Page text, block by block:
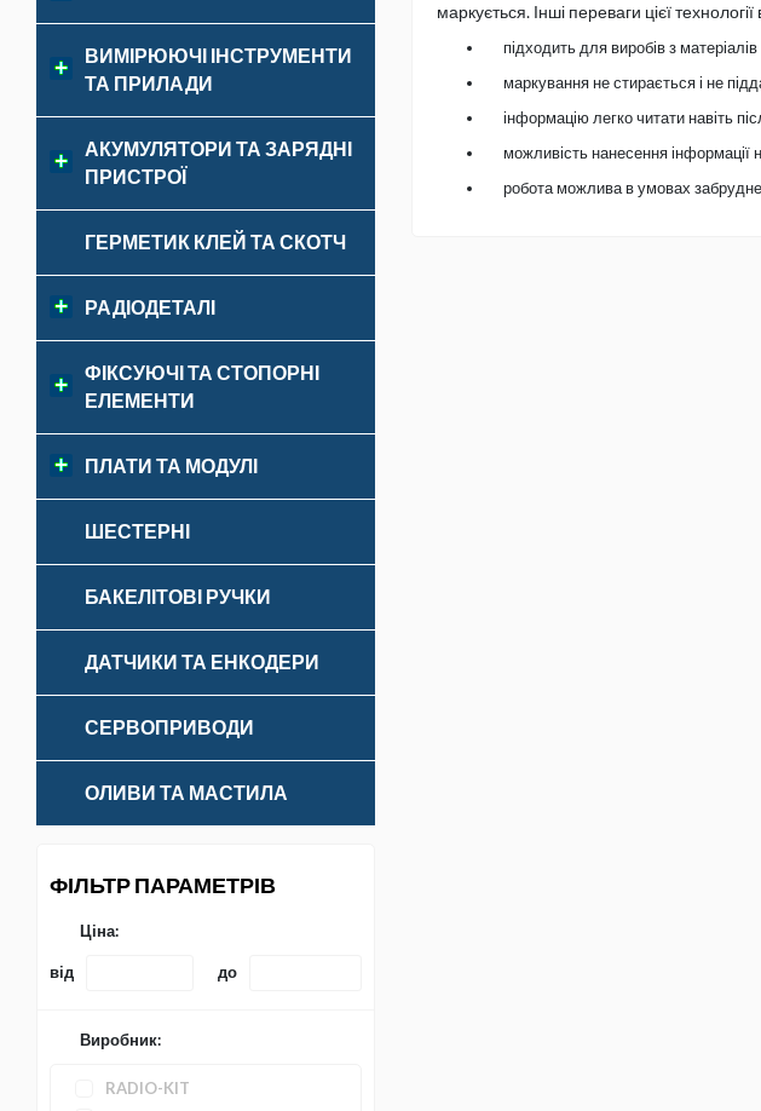
ВИМІРЮЮЧІ ІНСТРУМЕНТИ
ТА ПРИЛАДИ
АКУМУЛЯТОРИ ТА ЗАРЯДНІ
ПРИСТРОЇ
ГЕРМЕТИК КЛЕЙ ТА СКОТЧ
РАДІОДЕТАЛІ
ФІКСУЮЧІ ТА СТОПОРНІ
ЕЛЕМЕНТИ
ПЛАТИ ТА МОДУЛІ
ШЕСТЕРНІ
БАКЕЛІТОВІ РУЧКИ
ДАТЧИКИ ТА ЕНКОДЕРИ
СЕРВОПРИВОДИ
ОЛИВИ ТА МАСТИЛА
ФІЛЬТР ПАРАМЕТРІВ
Ціна:
від до
Виробник:
RADIO-KIT
маркується. Інші переваги цієї
підходить для виробів з матеріалів
маркування не стирається і не
інформацію легко читати навіть
можливість нанесення інформації
робота можлива в умовах